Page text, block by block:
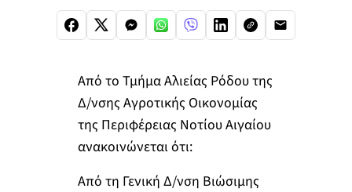
Από το Τμήμα Αλιείας Ρόδου της
Δ/νσης Αγροτικής Οικονομίας
της Περιφέρειας Νοτίου Αιγαίου
ανακοινώνεται ότι:
Από τη Γενική Δ/νση Βιώσιμης